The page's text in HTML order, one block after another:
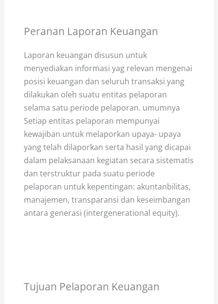
Peranan Laporan Keuangan
Laporan keuangan disusun untuk
menyediakan informasi yag relevan mengenai
posisi keuangan dan seluruh transaksi yang
dilakukan oleh suatu entitas pelaporan
selama satu periode pelaporan. umumnya
Setiap entitas pelaporan mempunyai
kewajiban untuk melaporkan upaya- upaya
yang telah dilaporkan serta hasil yang dicapai
dalam pelaksanaan kegiatan secara sistematis
dan terstruktur pada suatu periode
pelaporan untuk kepentingan: akuntanbilitas,
manajemen, transparansi dan keseimbangan
antara generasi (intergenerational equity).
Tujuan Pelaporan Keuangan